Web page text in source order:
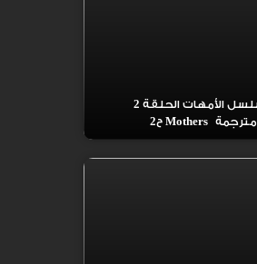
مسلسل الأمهات الحلقة 2
مترجمة Mothers ح2